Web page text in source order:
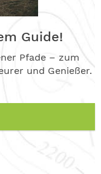
Guide!
Pfade – zum
und Genießer.